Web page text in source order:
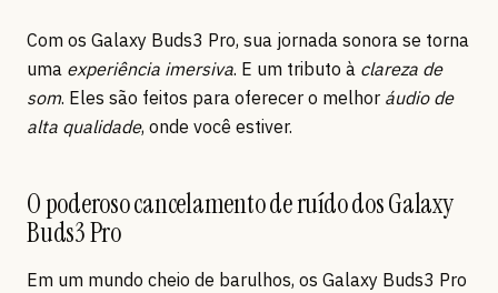
Com os Galaxy Buds3 Pro, sua jornada sonora se torna
uma experiência imersiva. E um tributo à clareza de
som. Eles são feitos para oferecer o melhor áudio de
alta qualidade, onde você estiver.
O poderoso cancelamento de ruído dos Galaxy
Buds3 Pro
Em um mundo cheio de barulhos, os Galaxy Buds3 Pro